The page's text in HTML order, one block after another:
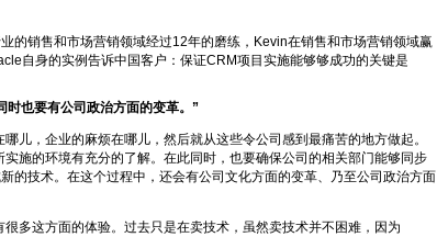
销售和市场营销领域经过12年的磨练，Kevin在销售和市场营销领域赢
自身的实例告诉中国客户：保证CRM项目实施能够够成功的关键是
时也要有公司政治方面的变革。”
，企业的麻烦在哪儿，然后就从这些令公司感到最痛苦的地方做起。
施的环境有充分的了解。在此同时，也要确保公司的相关部门能够同步
的技术。在这个过程中，还会有公司文化方面的变革、乃至公司政治方面
多这方面的体验。过去只是在卖技术，虽然卖技术并不困难，因为